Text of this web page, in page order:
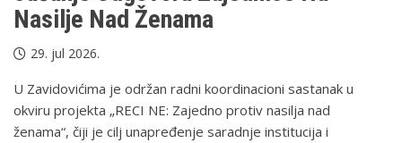
Nasilje Nad Ženama
29. jul 2026.
U Zavidovićima je održan radni koordinacioni sastanak u
okviru projekta „RECI NE: Zajedno protiv nasilja nad
ženama“, čiji je cilj unapređenje saradnje institucija i